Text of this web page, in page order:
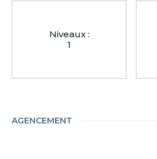
Niveaux :
1
AGENCEMENT